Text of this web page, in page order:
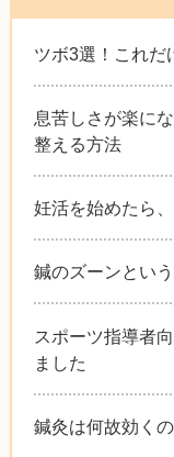
ツボ3選！これだ
息苦しさが楽に
整える方法
妊活を始めたら
鍼のズーンとい
スポーツ指導者
ました
鍼灸は何故効くの